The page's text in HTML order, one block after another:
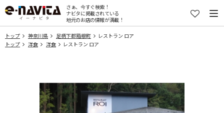
さぁ、今すぐ検索！
ナビタに掲載されている
地元のお店の情報が満載！
トップ 神奈川県 足柄下郡箱根町
レストラン ロア
トップ
洋食 洋食 レストラン ロア